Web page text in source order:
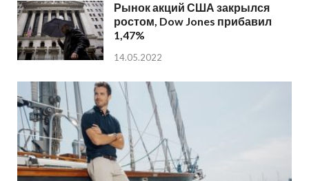
Рынок акций США закрылся
ростом, Dow Jones прибавил
1,47%
14.05.2022